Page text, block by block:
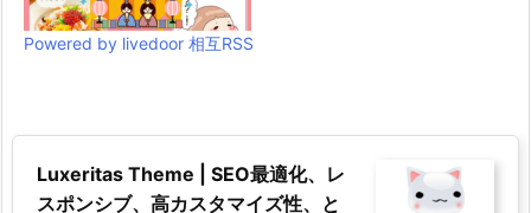
Powered by livedoor 相互RSS
Luxeritas Theme | SEO最適化、レ
スポンシブ、高カスタマイズ性、と